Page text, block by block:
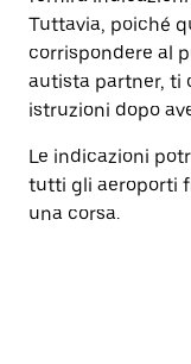
Tuttavia, poiché
corrispondere al
autista partner, ti
istruzioni dopo
Le indicazioni
tutti gli aeroporti
una corsa.